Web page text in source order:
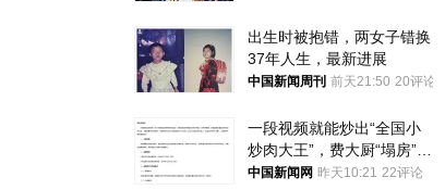
出生时被抱错，两女子错换
37年人生，最新进展
中国新闻周刊 前天21:50 20评论
一段视频就能炒出“全国小
炒肉大王”，费大厨“塌房”了
吗？
中国新闻网 昨天10:21 22评论